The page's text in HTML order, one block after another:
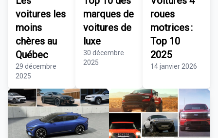
voitures les
moins
chères au
Québec
29 décembre
2025
marques de
voitures de
luxe
30 décembre
2025
roues
motrices :
Top 10
2025
14 janvier 2026